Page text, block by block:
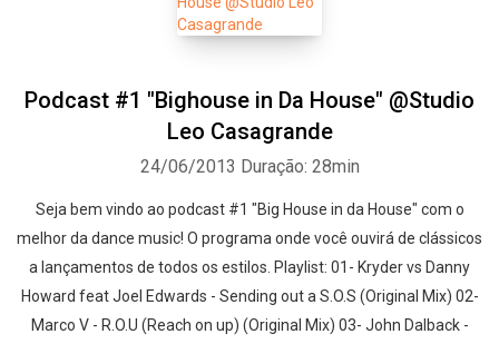
Podcast #1 "Bighouse in Da House" @Studio
Leo Casagrande
24/06/2013 Duração: 28min
Seja bem vindo ao podcast #1 "Big House in da House" com o
melhor da dance music! O programa onde você ouvirá de clássicos
a lançamentos de todos os estilos. Playlist: 01- Kryder vs Danny
Howard feat Joel Edwards - Sending out a S.O.S (Original Mix) 02-
Marco V - R.O.U (Reach on up) (Original Mix) 03- John Dalback -